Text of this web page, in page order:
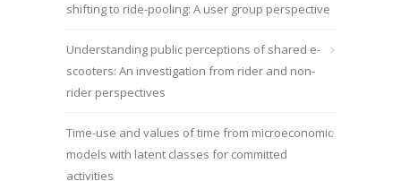
shifting to ride-pooling: A user group perspective
Understanding public perceptions of shared e-
scooters: An investigation from rider and non-
rider perspectives
Time-use and values of time from microeconomic
models with latent classes for committed
activities